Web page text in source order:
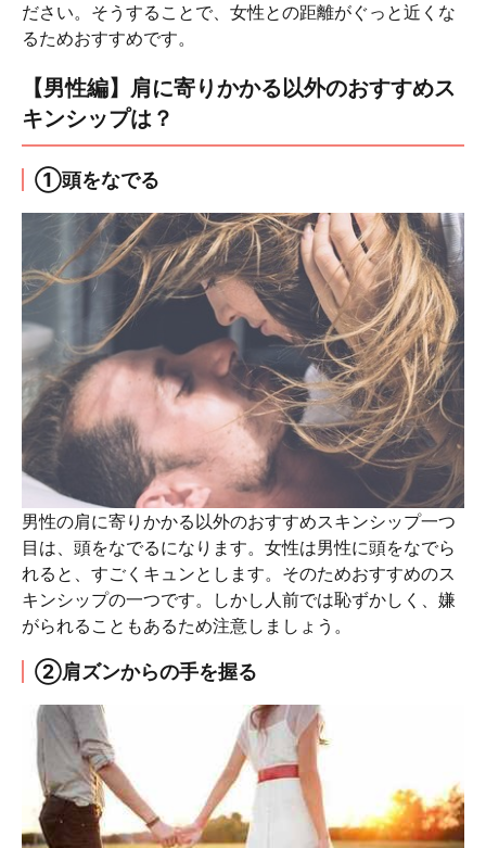
ださい。そうすることで、女性との距離がぐっと近くな
るためおすすめです。
【男性編】肩に寄りかかる以外のおすすめス
キンシップは？
①頭をなでる
男性の肩に寄りかかる以外のおすすめスキンシップ一つ
目は、頭をなでるになります。女性は男性に頭をなでら
れると、すごくキュンとします。そのためおすすめのス
キンシップの一つです。しかし人前では恥ずかしく、嫌
がられることもあるため注意しましょう。
②肩ズンからの手を握る